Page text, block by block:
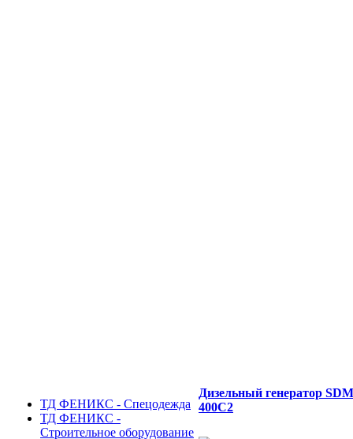
ТД ФЕНИКС - Спецодежда
ТД ФЕНИКС -
Строительное оборудование
Дизельный генератор
400C2